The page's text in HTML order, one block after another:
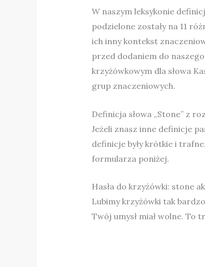
W naszym leksykonie
podzielone zostały na 11
ich inny kontekst
przed dodaniem do
krzyżówkowym dla słowa
grup znaczeniowych.
Definicja słowa „Stone” z
Jeżeli znasz inne definicje
definicje były krótkie i
formularza poniżej.
Hasła do krzyżówki: stone
Lubimy krzyżówki tak
Twój umysł miał wolne. To